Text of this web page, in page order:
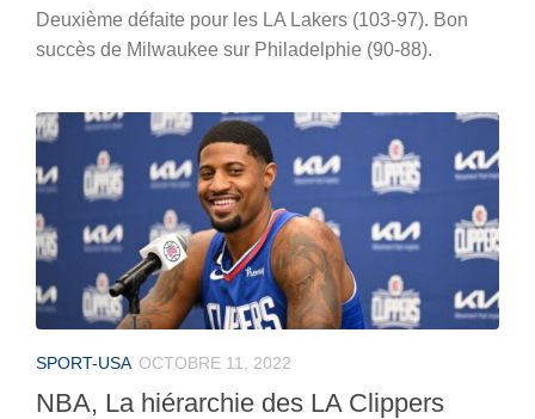
Deuxième défaite pour les LA Lakers (103-97). Bon
succès de Milwaukee sur Philadelphie (90-88).
SPORT-USA OCTOBRE 11, 2022
NBA, La hiérarchie des LA Clippers